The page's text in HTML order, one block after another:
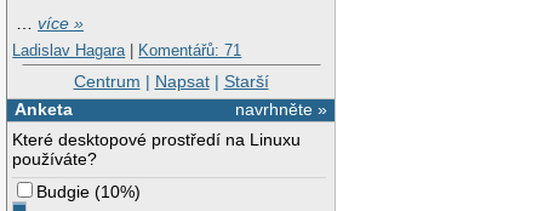
…více »
Ladislav Hagara | Komentářů: 71
Centrum | Napsat| Starší
navrhněte »
Anketa
Které desktopové prostředí na Linuxu
používáte?
Budgie (10%)